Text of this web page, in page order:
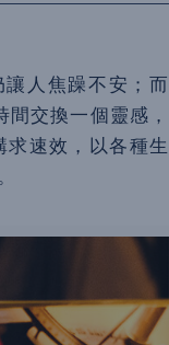
人焦躁不安；而
交換一個靈感，
速效，以各種生